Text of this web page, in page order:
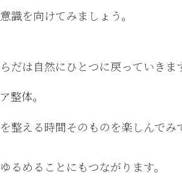
識を向けてみましょう。
だは自然にひとつに戻っていきま
整体。
整える時間そのものを楽しんでみ
るめることにもつながります。